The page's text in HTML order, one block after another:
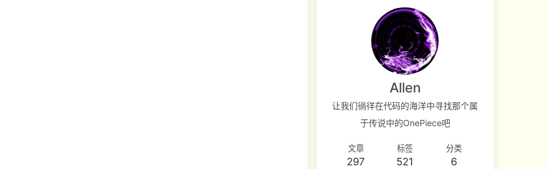
Allen
让我们徜徉在代码的海洋中寻找那个属
于传说中的OnePiece吧
文章
297
标签
521
分类
6